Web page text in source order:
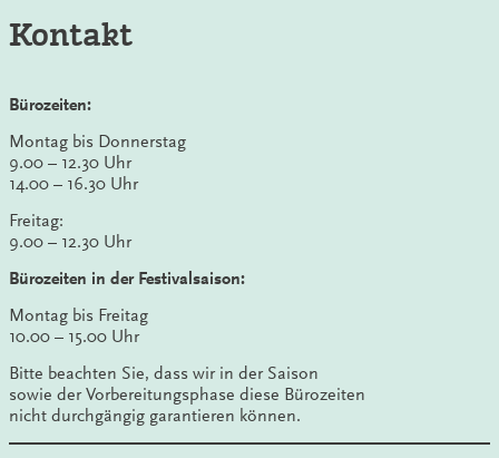
Kontakt
Bürozeiten:
Montag bis Donnerstag
9.00 – 12.30 Uhr
14.00 – 16.30 Uhr
Freitag:
9.00 – 12.30 Uhr
Bürozeiten in der Festivalsaison:
Montag bis Freitag
10.00 – 15.00 Uhr
Bitte beachten Sie, dass wir in der Saison
sowie der Vorbereitungsphase diese Bürozeiten
nicht durchgängig garantieren können.